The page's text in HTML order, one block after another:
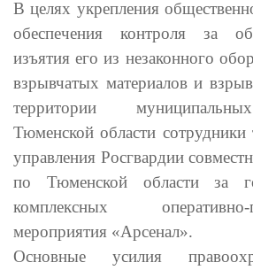
В целях укрепления
обеспечения контроля за
изъятия его из незаконного
взрывчатых материалов и
территории
Тюменской области сотрудники
управления Росгвардии
по Тюменской области за
комплексных оперативно-
мероприятия «Арсенал».
Основные усилия